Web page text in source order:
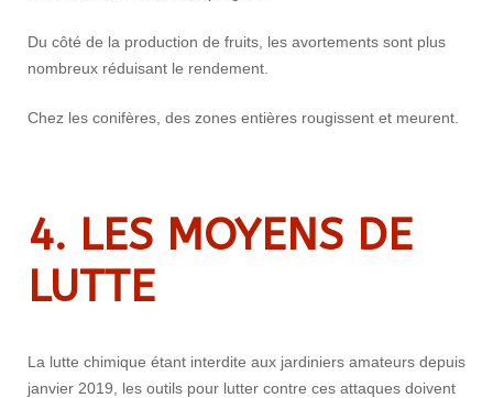
Du côté de la production de fruits, les avortements sont plus
nombreux réduisant le rendement.
Chez les conifères, des zones entières rougissent et meurent.
4. LES MOYENS DE
LUTTE
La lutte chimique étant interdite aux jardiniers amateurs depuis
janvier 2019, les outils pour lutter contre ces attaques doivent